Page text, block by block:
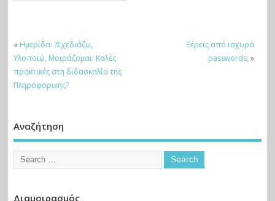
« Ημερίδα: ?Σχεδιάζω,
Υλοποιώ, Μοιράζομαι: Καλές
πρακτικές στη διδασκαλία της
Πληροφορικής?
Ξέρεις από ισχυρά
passwords; »
Αναζήτηση
Διαμοιρασμός